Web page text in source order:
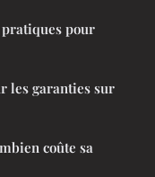
pratiques pour
les garanties sur
coûte sa